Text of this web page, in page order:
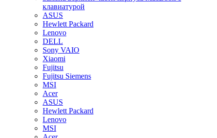
клавиатурой
ASUS
Hewlett Packard
Lenovo
DELL
Sony VAIO
Xiaomi
Fujitsu
Fujitsu Siemens
MSI
Acer
ASUS
Hewlett Packard
Lenovo
MSI